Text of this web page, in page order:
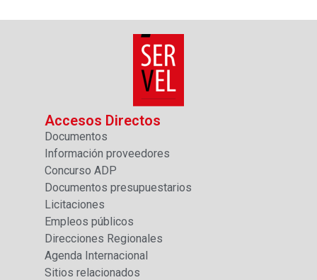
Accesos Directos
Documentos
Información proveedores
Concurso ADP
Documentos presupuestarios
Licitaciones
Empleos públicos
Direcciones Regionales
Agenda Internacional
Sitios relacionados